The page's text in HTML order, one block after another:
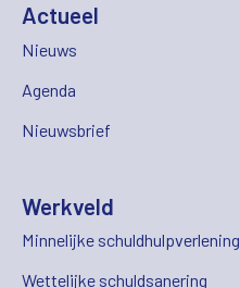
Actueel
Nieuws
Agenda
Nieuwsbrief
Werkveld
Minnelijke schuldhulpverlening
Wettelijke schuldsanering